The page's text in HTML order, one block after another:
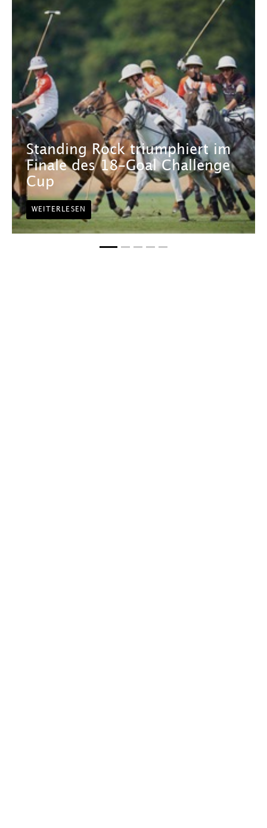
Standing Rock triumphiert im
Finale des 18-Goal Challenge
Cup
WEITERLESEN